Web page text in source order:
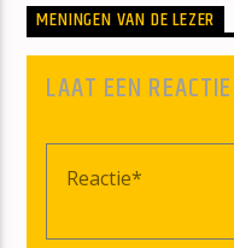
MENINGEN VAN DE LEZER
LAAT EEN